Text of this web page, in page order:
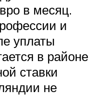
в месяц.
и
уплаты
в районе
ставки
не